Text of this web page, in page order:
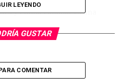
y Fonda Familiar es una
especiales con seres
de las actividades.
LEYENDO
GUSTAR
COMENTAR